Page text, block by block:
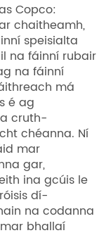
Copco:
chaitheamh,
speisialta
na fáinní rubair
na fáinní
má
é ag
cruth-
chéanna. Ní
mar
gar,
ina gcúis le
dí-
na codanna
bhallaí